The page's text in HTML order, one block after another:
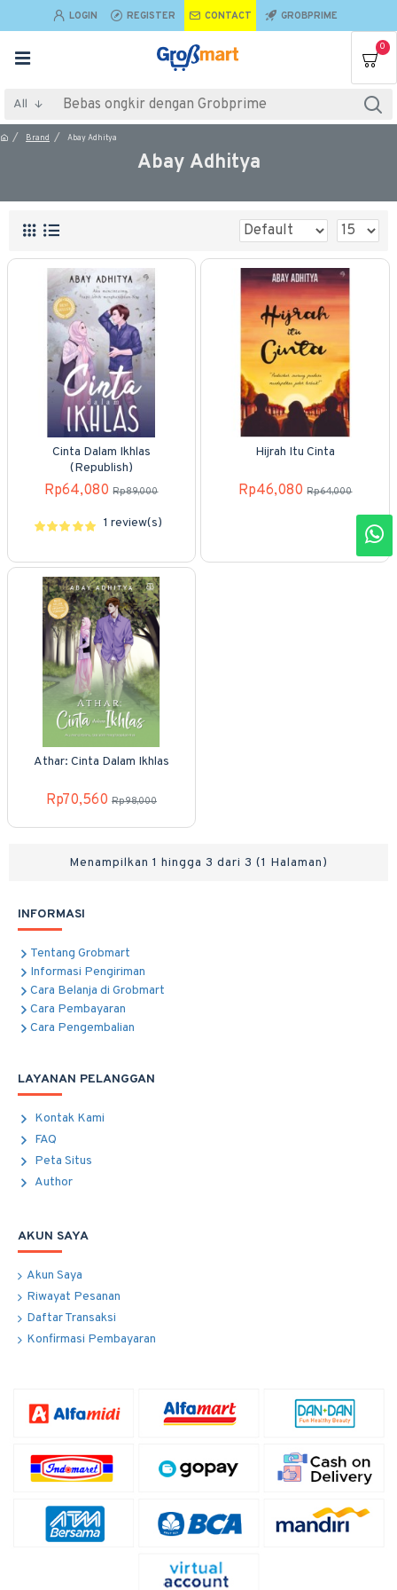
LOGIN REGISTER CONTACT GROBPRIME
0
All
Brand Abay Adhitya
Abay Adhitya
Cinta Dalam Ikhlas
(Republish)
Rp64,080 Rp89,000
1 review(s)
Hijrah Itu Cinta
Rp46,080 Rp64,000
Athar: Cinta Dalam Ikhlas
Rp70,560 Rp98,000
Menampilkan 1 hingga 3 dari 3 (1 Halaman)
INFORMASI
Tentang Grobmart
Informasi Pengiriman
Cara Belanja di Grobmart
Cara Pembayaran
Cara Pengembalian
LAYANAN PELANGGAN
Kontak Kami
FAQ
Peta Situs
Author
AKUN SAYA
Akun Saya
Riwayat Pesanan
Daftar Transaksi
Konfirmasi Pembayaran